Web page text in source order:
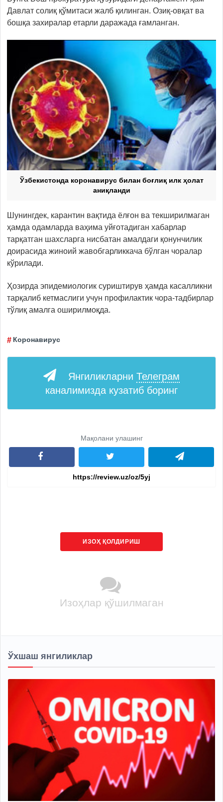
Давлат солиқ қўмитаси жалб қилинган. Озиқ-овқат ва
бошқа захиралар етарли даражада ғамланган.
Ўзбекистонда коронавирус билан боғлиқ илк ҳолат
аниқланди
Шунингдек, карантин вақтида ёлғон ва текширилмаган
ҳамда одамларда ваҳима уйғотадиган хабарлар
тарқатган шахсларга нисбатан амалдаги қонунчилик
доирасида жиноий жавобгарликкача бўлган чоралар
кўрилади.
Ҳозирда эпидемиологик суриштирув ҳамда касалликни
тарқалиб кетмаслиги учун профилактик чора-тадбирлар
тўлиқ амалга оширилмоқда.
Коронавирус
Янгиликларни Телеграм
каналимизда кузатиб боринг
Мақолани улашинг
ИЗОҲ ҚОЛДИРИШ
Изоҳлар қўшилмаган
Ўхшаш янгиликлар